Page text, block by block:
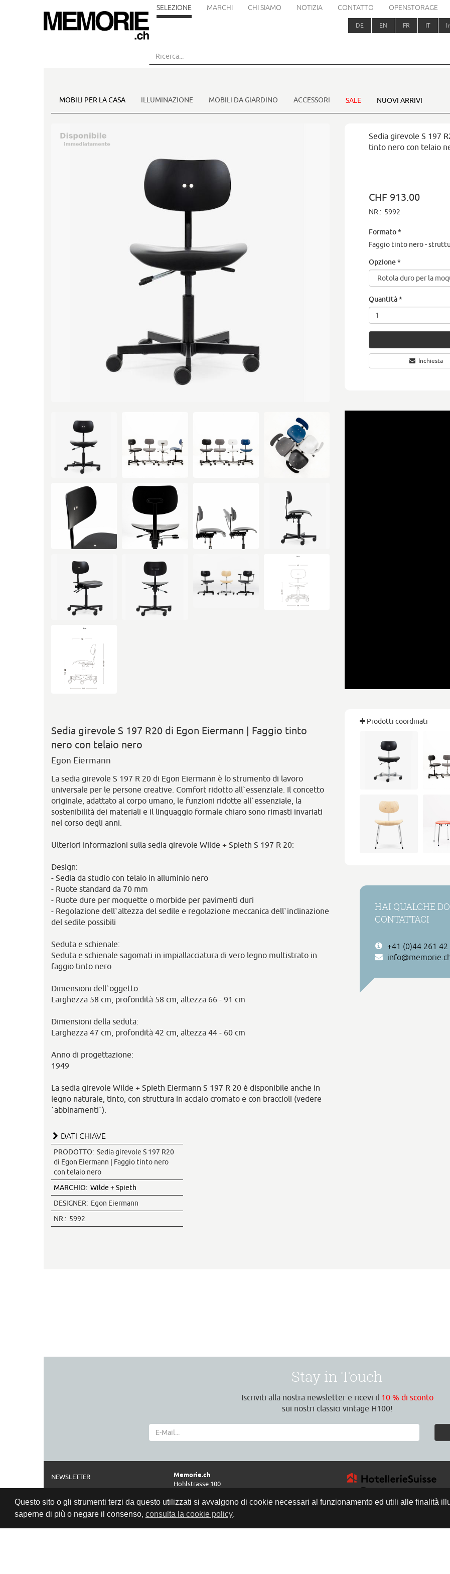
Questo sito o gli strumenti terzi da questo utilizzati si avvalgono di cookie necessari al funzionamento ed utili alle finalità
saperne di più o negare il consenso, consulta la cookie policy.
SELEZIONE MARCHI CHI SIAMO NOTIZIA CONTATTO OPENSTORAGE
DE EN FR IT
MOBILI PER LA CASA ILLUMINAZIONE MOBILI DA GIARDINO ACCESSORI SALE NUOVI ARRIVI
Sedia girevole S 197 R20 di Egon Eiermann | Faggio tinto
nero con telaio nero
Egon Eiermann
La sedia girevole S 197 R 20 di Egon Eiermann è lo strumento di lavoro
universale per le persone creative. Comfort ridotto all`essenziale. Il concetto
originale, adattato al corpo umano, le funzioni ridotte all`essenziale, la
sostenibilità dei materiali e il linguaggio formale chiaro sono rimasti invariati
nel corso degli anni.
Ulteriori informazioni sulla sedia girevole Wilde + Spieth S 197 R 20:
Design:
- Sedia da studio con telaio in alluminio nero
- Ruote standard da 70 mm
- Ruote dure per moquette o morbide per pavimenti duri
- Regolazione dell`altezza del sedile e regolazione meccanica dell`inclinazione
del sedile possibili
Seduta e schienale:
Seduta e schienale sagomati in impiallacciatura di vero legno multistrato in
faggio tinto nero
Dimensioni dell`oggetto:
Larghezza 58 cm, profondità 58 cm, altezza 66 - 91 cm
Dimensioni della seduta:
Larghezza 47 cm, profondità 42 cm, altezza 44 - 60 cm
Anno di progettazione:
1949
La sedia girevole Wilde + Spieth Eiermann S 197 R 20 è disponibile anche in
legno naturale, tinto, con struttura in acciaio cromato e con braccioli (vedere
`abbinamenti`).
DATI CHIAVE
PRODOTTO: Sedia girevole S 197 R20
di Egon Eiermann | Faggio tinto nero
con telaio nero
MARCHIO: Wilde + Spieth
DESIGNER: Egon Eiermann
NR.: 5992
Sedia girevole S 197
tinto nero con telaio
CHF 913.00
NR.: 5992
Formato*
Faggio tinto nero -
Opzione*
Quantità*
Inchiesta
Prodotti coordinati
HAI QUALCHE
CONTATTACI
+41 (0)44 261 42
Stay in Touch
Iscriviti alla nostra newsletter e ricevi il 10 % di sconto
sui nostri classici vintage H100!
NEWSLETTER
CHI SIAMO
NOTE LEGALI
CGV
PROTEZIONE DATI
Memorie.ch
Hohlstrasse 100
Telefono
0041 44 261 42 24
Orari di apertura